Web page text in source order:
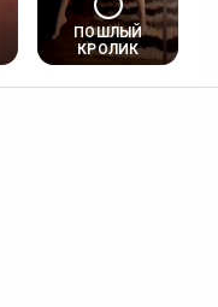
ПОШЛЫЙ
КРОЛИК